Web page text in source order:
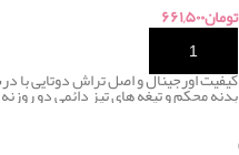
تومان۶۶۱,۵۰۰
خرید
کیفیت اورجینال و اصل تراش دوتایی
بدنه محکم و تیغه های تیز دائمی دو